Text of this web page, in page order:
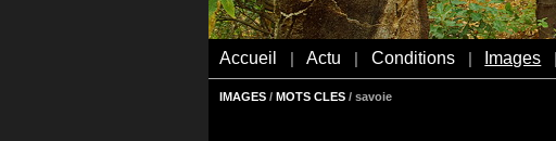
Accueil Actu Conditions Images
IMAGES / MOTS CLES / savoie